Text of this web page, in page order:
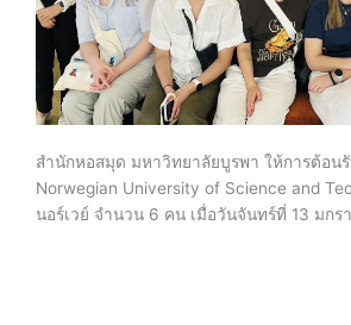
สำนักหอสมุด มหาวิทยาลัยบูรพา ให้การต้อน
Norwegian University of Science and
นอร์เวย์ จำนวน 6 คน เมื่อวันจันทร์ที่ 13 มก